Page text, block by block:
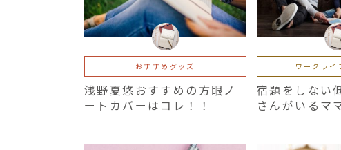
おすすめグッズ
浅野夏悠おすすめの方眼ノ
ートカバーはコレ！！
ワークライ
宿題をしない
さんがいるマ